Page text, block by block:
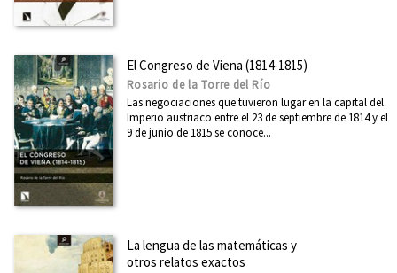
América Latina
Arquitectura
Arte
Asia
Cataluña
Ciencia
Cooperación y desarrollo
Derechos Humanos
El Congreso de Viena (1814-1815)
Rosario de la Torre del Río
Las negociaciones que tuvieron lugar en la capital del
Imperio austriaco entre el 23 de septiembre de 1814 y el
9 de junio de 1815 se conoce...
La lengua de las matemáticas y
otros relatos exactos